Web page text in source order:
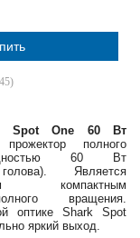
29
38-
375
620-
38-
38
Spot One 60 Вт
полного
60 Вт
Является
компактным
вращения.
оптике Shark Spot
яркий выход.